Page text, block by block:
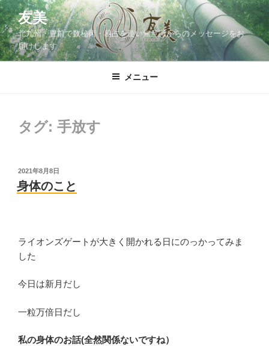
コ
ン
テ
ン
ツ
友美
北九州・豊前で数秘術・易占を使い無意識からのメッセージをお
届けします
メニュー
タグ: 手放す
投
稿
日:
2021年8月8日
身体のこと
ライオンズゲートが大きく開かれる日にのっかってみま
した
今日は新月だし
一粒万倍日だし
私の身体のお話(全然関係ないですね）